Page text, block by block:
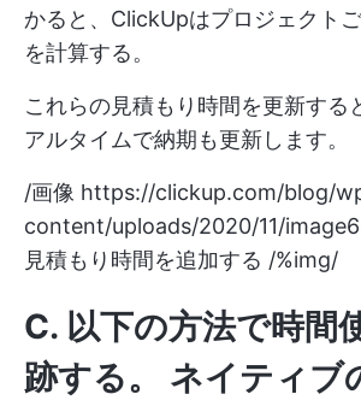
かると、ClickUpはプロジェクト
を計算する。
これらの見積もり時間を更新する
アルタイムで納期も更新します。
/画像 https://clickup.com/blog/
content/uploads/2020/11/
見積もり時間を追加する /%img/
C. 以下の方法で時間
跡する。 ネイティブ